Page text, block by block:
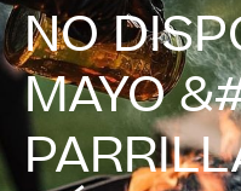
NO
MAYO